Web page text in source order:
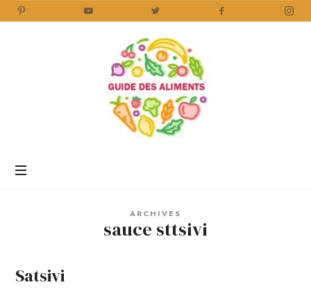
Aliments
ARCHIVES
sauce sttsivi
Satsivi